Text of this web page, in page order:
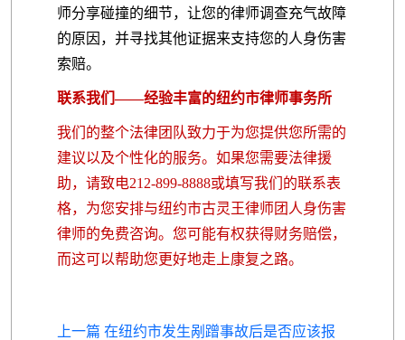
师分享碰撞的细节，让您的律师调查充气故障
的原因，并寻找其他证据来支持您的人身伤害
索赔。
联系我们——经验丰富的纽约市律师事务所
我们的整个法律团队致力于为您提供您所需的
建议以及个性化的服务。如果您需要法律援
助，请致电212-899-8888或填写我们的联系表
格，为您安排与纽约市古灵王律师团人身伤害
律师的免费咨询。您可能有权获得财务赔偿，
而这可以帮助您更好地走上康复之路。
上一篇 在纽约市发生剐蹭事故后是否应该报